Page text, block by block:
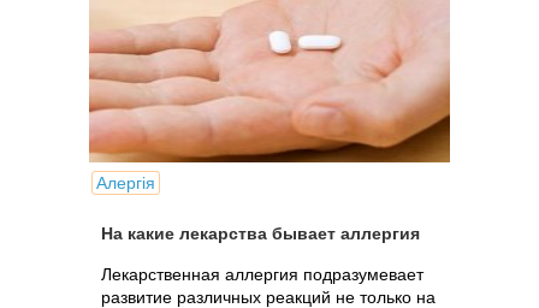
Алергія
На какие лекарства бывает аллергия
Лекарственная аллергия подразумевает
развитие различных реакций не только на